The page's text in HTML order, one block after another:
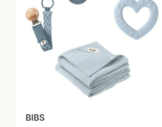
BIBS